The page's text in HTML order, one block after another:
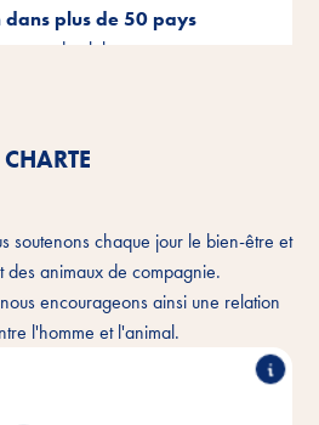
dans plus de 50 pays
autour du globe
CHARTE
soutenons chaque jour le bien-être et
des animaux de compagnie.
encourageons ainsi une relation
l'homme et l'animal.